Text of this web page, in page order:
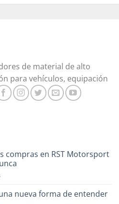
de material de alto
para vehículos, equipación
compras en RST Motorsport
en
financiarnueva forma de entender